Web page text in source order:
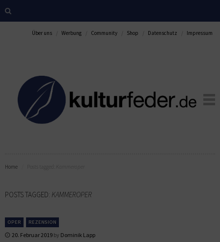
Über uns Werbung Community Shop Datenschutz Impressum
Home Kammeroper
POSTS TAGGED: KAMMEROPER
OPER REZENSION
20. Februar 2019 by Dominik Lapp